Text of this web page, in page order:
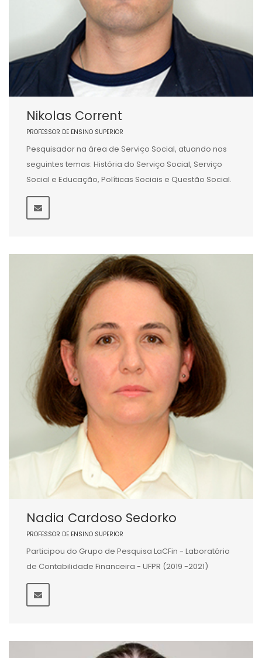
Nikolas Corrent
PROFESSOR DE ENSINO SUPERIOR
Pesquisador na área de Serviço Social, atuando nos
seguintes temas: História do Serviço Social, Serviço
Social e Educação, Políticas Sociais e Questão Social.
Nadia Cardoso Sedorko
PROFESSOR DE ENSINO SUPERIOR
Participou do Grupo de Pesquisa LaCFin - Laboratório
de Contabilidade Financeira - UFPR (2019 -2021)